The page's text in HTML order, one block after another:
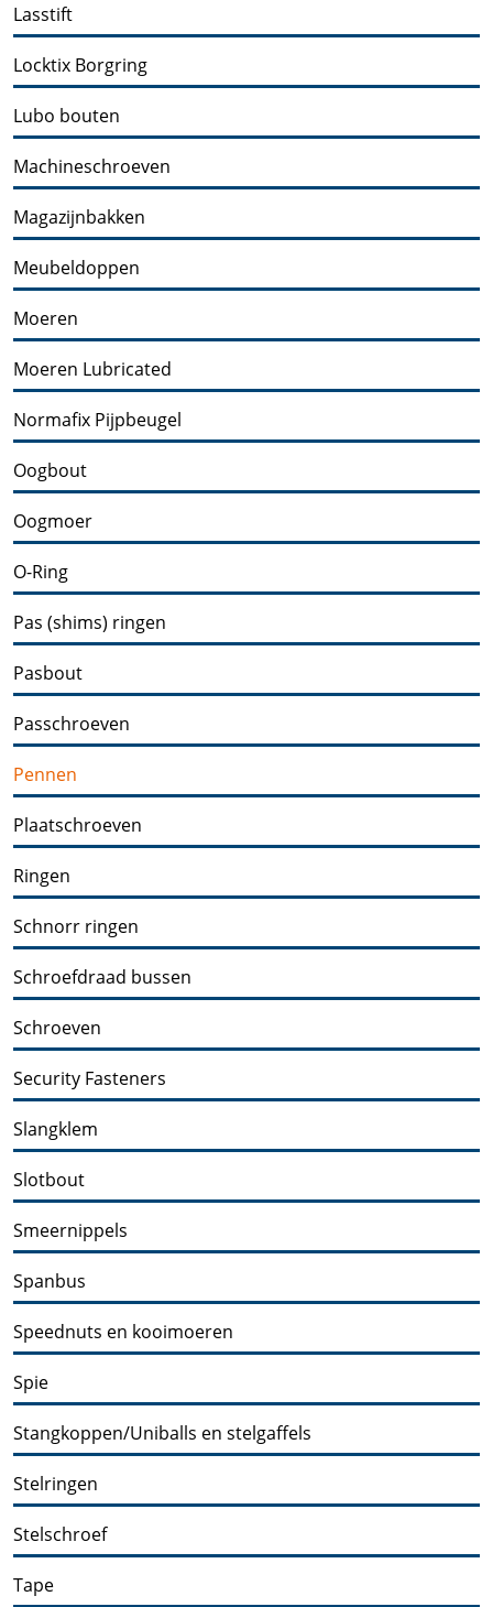
Lasstift
Locktix Borgring
Lubo bouten
Machineschroeven
Magazijnbakken
Meubeldoppen
Moeren
Moeren Lubricated
Normafix Pijpbeugel
Oogbout
Oogmoer
O-Ring
Pas (shims) ringen
Pasbout
Passchroeven
Pennen
Plaatschroeven
Ringen
Schnorr ringen
Schroefdraad bussen
Schroeven
Security Fasteners
Slangklem
Slotbout
Smeernippels
Spanbus
Speednuts en kooimoeren
Spie
Stangkoppen/Uniballs en stelgaffels
Stelringen
Stelschroef
Tape